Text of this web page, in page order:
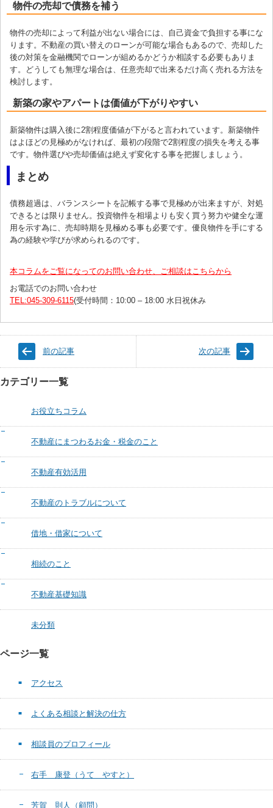
物件の売却で債務を補う
物件の売却によって利益が出ない場合には、自己資金で負担する事にな
ります。不動産の買い替えのローンが可能な場合もあるので、売却した
後の対策を金融機関でローンが組めるかどうか相談する必要もありま
す。どうしても無理な場合は、任意売却で出来るだけ高く売れる方法を
検討します。
新築の家やアパートは価値が下がりやすい
新築物件は購入後に2割程度価値が下がると言われています。新築物件
はよほどの見極めがなければ、最初の段階で2割程度の損失を考える事
です。物件選びや売却価値は絶えず変化する事を把握しましょう。
まとめ
債務超過は、バランスシートを記帳する事で見極めが出来ますが、対処
できるとは限りません。投資物件を相場よりも安く買う努力や健全な運
用を示す為に、売却時期を見極める事も必要です。優良物件を手にする
為の経験や学びが求められるのです。
本コラムをご覧になってのお問い合わせ、ご相談はこちらから
お電話でのお問い合わせ
TEL:045-309-6115(受付時間：10:00 – 18:00 水日祝休み
前の記事 次の記事
カテゴリー一覧
お役立ちコラム
不動産にまつわるお金・税金のこと
不動産有効活用
不動産のトラブルについて
借地・借家について
相続のこと
不動産基礎知識
未分類
ページ一覧
アクセス
よくある相談と解決の仕方
相談員のプロフィール
右手 康登（うて やすと）
芳賀 則人（顧問）